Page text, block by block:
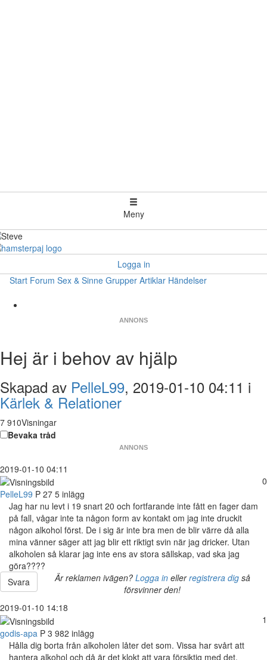
Meny
Logga in
Start Forum Sex & Sinne Grupper Artiklar Händelser
ANNONS
Hej är i behov av hjälp
Skapad av PelleL99, 2019-01-10 04:11 i
Kärlek & Relationer
7 910Visningar
Bevaka tråd
ANNONS
2019-01-10 04:11
0
PelleL99 P 27 5 inlägg
Jag har nu levt i 19 snart 20 och fortfarande inte fått en fager dam
på fall, vågar inte ta någon form av kontakt om jag inte druckit
någon alkohol först. De i sig är inte bra men de blir värre då alla
mina vänner säger att jag blir ett riktigt svin när jag dricker. Utan
alkoholen så klarar jag inte ens av stora sällskap, vad ska jag
göra????
Svara
Är reklamen ivägen? Logga inellerregistrera digså
försvinner den!
2019-01-10 14:18
1
godis-apa P 3 982 inlägg
Hålla dig borta från alkoholen låter det som. Vissa har svårt att
hantera alkohol och då är det klokt att vara försiktig med det.